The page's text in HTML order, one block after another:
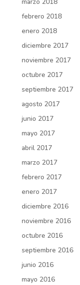
febrero 2018
enero 2018
diciembre 2017
noviembre 2017
octubre 2017
septiembre 2017
agosto 2017
junio 2017
mayo 2017
abril 2017
marzo 2017
febrero 2017
enero 2017
diciembre 2016
noviembre 2016
octubre 2016
septiembre 2016
junio 2016
mayo 2016